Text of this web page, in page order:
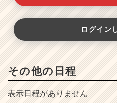
ログイン
その他の日程
表示日程がありません